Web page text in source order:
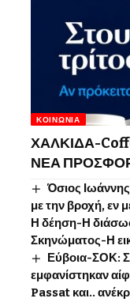
ΚΟΙΝΩΝΊΑ
ΧΑΛΚΙΔΑ-
ΝΕΑ
Όσιος
με την βροχή, εν
Η δέηση-Η
Σκηνώματος-Η
Εύβοια-ΣΟΚ:
εμφανίστηκαν
Passat και..